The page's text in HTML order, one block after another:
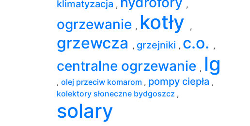
klimatyzacja , ,
ogrzewanie , kotły ,
grzewcza , grzejniki , c.o. ,
centralne ogrzewanie , lg
, olej przeciw komarom , pompy ciepła ,
kolektory słoneczne bydgoszcz ,
solary